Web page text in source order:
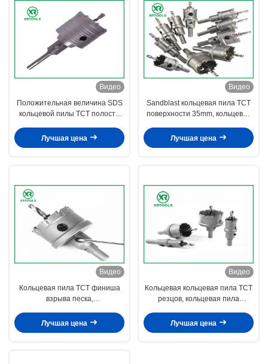
Видео
Положительная величина SDS
кольцевой пилы TCT полости
бита пустотелого сверла M22
Лучшая цена
Видео
Sandblast кольцевая пила TCT
поверхности 35mm, кольцевая
металла
Лучшая цена
Видео
Кольцевая пила TCT финиша
взрыва песка,
вырезывания металла карбида
вольфрама
Лучшая цена
Видео
Кольцевая кольцевая пила TCT
резцов, кольцевая пила
твердой стали
Лучшая цена